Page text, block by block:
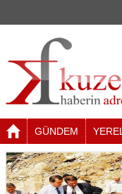
GÜNDEM YEREL